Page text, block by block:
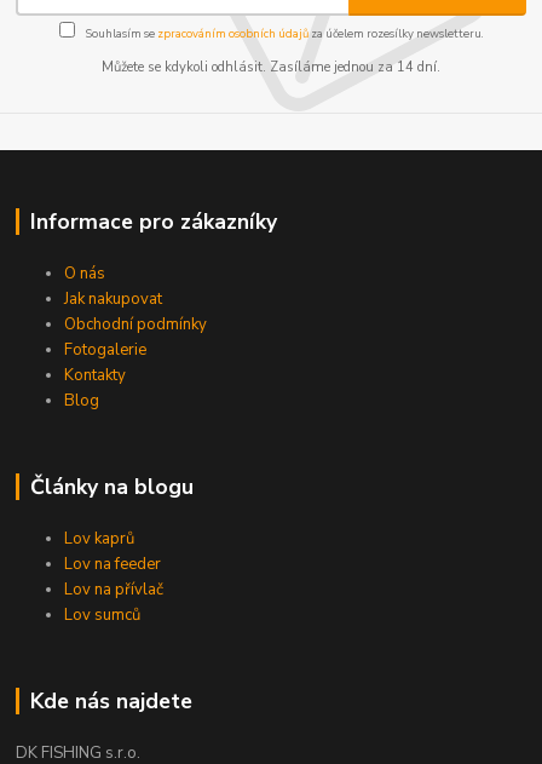
Souhlasím se zpracováním osobních údajůza účelem rozesílky newsletteru.
Můžete se kdykoli odhlásit. Zasíláme jednou za 14 dní.
Informace pro zákazníky
O nás
Jak nakupovat
Obchodní podmínky
Fotogalerie
Kontakty
Blog
Články na blogu
Lov kaprů
Lov na feeder
Lov na přívlač
Lov sumců
Kde nás najdete
DK FISHING s.r.o.